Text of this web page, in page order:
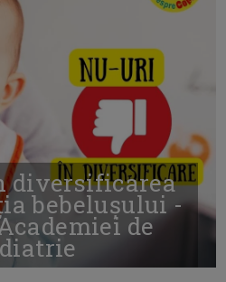
diversificarea
bebelușului -
de